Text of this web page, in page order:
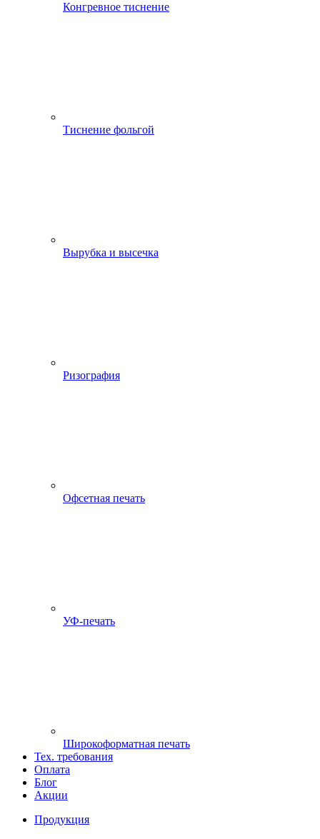
Конгревное тиснение
Тиснение фольгой
Вырубка и высечка
Ризография
Офсетная печать
УФ-печать
Широкоформатная печать
Тех. требования
Оплата
Блог
Акции
Продукция